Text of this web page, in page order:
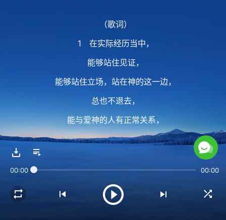
（歌词）
1 在实际经历当中，
能够站住见证，
能够站住立场，站在神的这一边，
总也不退去，
能与爱神的人有正常关系，
临到事能够完全顺服神，
你实际生活当中的实行、
00:00 00:00